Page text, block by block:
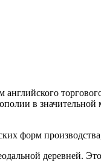
в значительной
форм
деревней. Это